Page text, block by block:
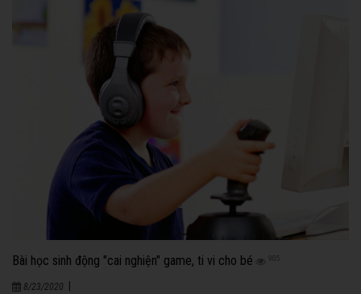
Bài học sinh động "cai nghiện" game, ti vi cho bé 905
8/23/2020